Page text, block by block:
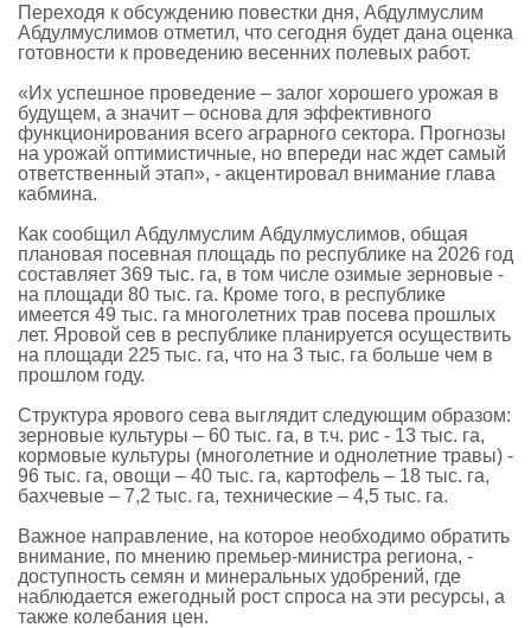
Переходя к обсуждению повестки дня, Абдулмуслим
Абдулмуслимов отметил, что сегодня будет дана оценка
готовности к проведению весенних полевых работ.
«Их успешное проведение – залог хорошего урожая в
будущем, а значит – основа для эффективного
функционирования всего аграрного сектора. Прогнозы
на урожай оптимистичные, но впереди нас ждет самый
ответственный этап», - акцентировал внимание глава
кабмина.
Как сообщил Абдулмуслим Абдулмуслимов, общая
плановая посевная площадь по республике на 2026 год
составляет 369 тыс. га, в том числе озимые зерновые -
на площади 80 тыс. га. Кроме того, в республике
имеется 49 тыс. га многолетних трав посева прошлых
лет. Яровой сев в республике планируется осуществить
на площади 225 тыс. га, что на 3 тыс. га больше чем в
прошлом году.
Структура ярового сева выглядит следующим образом:
зерновые культуры – 60 тыс. га, в т.ч. рис - 13 тыс. га,
кормовые культуры (многолетние и однолетние травы) -
96 тыс. га, овощи – 40 тыс. га, картофель – 18 тыс. га,
бахчевые – 7,2 тыс. га, технические – 4,5 тыс. га.
Важное направление, на которое необходимо обратить
внимание, по мнению премьер-министра региона, -
доступность семян и минеральных удобрений, где
наблюдается ежегодный рост спроса на эти ресурсы, а
также колебания цен.